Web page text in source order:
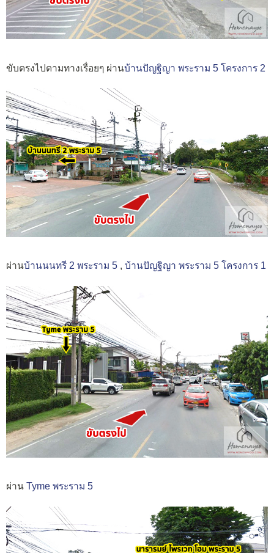
ขับตรงไปตามทางเรื่อยๆ ผ่านบ้านปัญฐิญา พระราม 5 โครงการ 2
ผ่านบ้านนนทรี 2 พระราม 5 , บ้านปัญฐิญา พระราม 5 โครงการ 1
ผ่าน Tyme พระราม 5